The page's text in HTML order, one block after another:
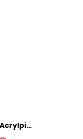
Daler-Rowney System3 Acrylpinsel, Kunsthaar, kurzer Griff, rund, kurz, flach und filbert, Geldbörse, Set 300, 3 verschiedene Pinsel